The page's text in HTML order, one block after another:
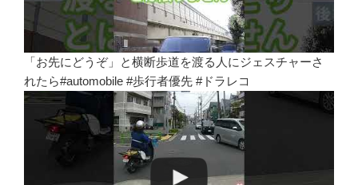
「お先にどうぞ」と横断歩道を渡る人にジェスチャーさ
れたら#automobile #歩行者優先 #ドラレコ